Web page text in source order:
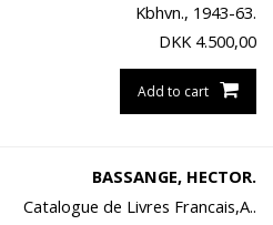
Kbhvn., 1943-63.
DKK 4.500,00
Add to cart
BASSANGE, HECTOR.
Catalogue de Livres Francais,A..